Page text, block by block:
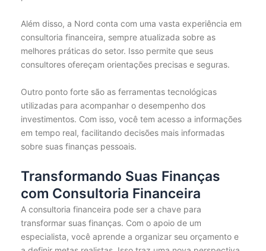
Além disso, a Nord conta com uma vasta experiência em
consultoria financeira, sempre atualizada sobre as
melhores práticas do setor. Isso permite que seus
consultores ofereçam orientações precisas e seguras.
Outro ponto forte são as ferramentas tecnológicas
utilizadas para acompanhar o desempenho dos
investimentos. Com isso, você tem acesso a informações
em tempo real, facilitando decisões mais informadas
sobre suas finanças pessoais.
Transformando Suas Finanças
com Consultoria Financeira
A consultoria financeira pode ser a chave para
transformar suas finanças. Com o apoio de um
especialista, você aprende a organizar seu orçamento e